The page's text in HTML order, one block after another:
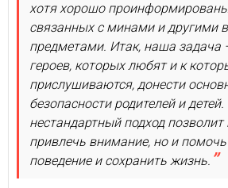
хотя хорошо
связанных с минами и другими
предметами. Итак, наша
героев, которых любят и к
прислушиваются, донести
безопасности родителей и
нестандартный подход позволит
привлечь внимание, но и
поведение и сохранить жизнь.